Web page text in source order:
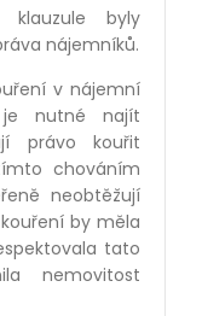
byly
nájemníků.
v nájemní
nutné najít
právo kouřit
chováním
neobtěžují
by měla
tato
nemovitost